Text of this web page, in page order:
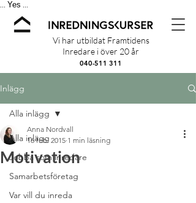
Yes
Vi har utbildat Framtidens
Inredare i över 20 år
040-511 311
Inlägg
Alla inlägg
Jobba som inredare
Samarbetsföretag
Var vill du inreda
Alla inlägg
Motivation
Anna Nordvall
16 feb. 2015 1 min läsning